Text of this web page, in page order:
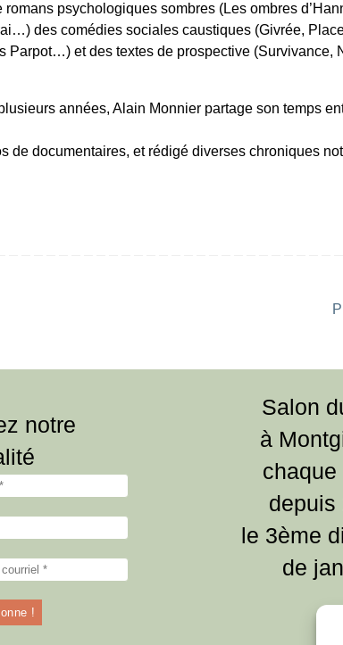
romans psychologiques sombres (Les ombres
des comédies sociales caustiques (Givrée,
Parpot…) et des textes de prospective (Survivance,
années, Alain Monnier partage son temps
de documentaires, et rédigé diverses chroniques
notre
Salon
à
chaque
depuis
le 3ème
de